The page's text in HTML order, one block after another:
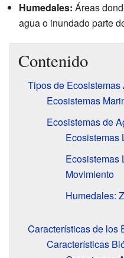
Humedales: Áreas
agua o inundado parte
Contenido
Tipos de Ecosistemas
Ecosistemas
Ecosistemas de
Ecosistemas
Ecosistemas
Movimiento
Humedales:
Características de los
Características